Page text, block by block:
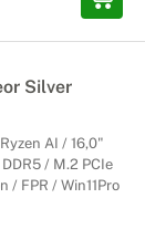
Silver
AI / 16,0"
/ M.2 PCIe
/ FPR / Win11Pro